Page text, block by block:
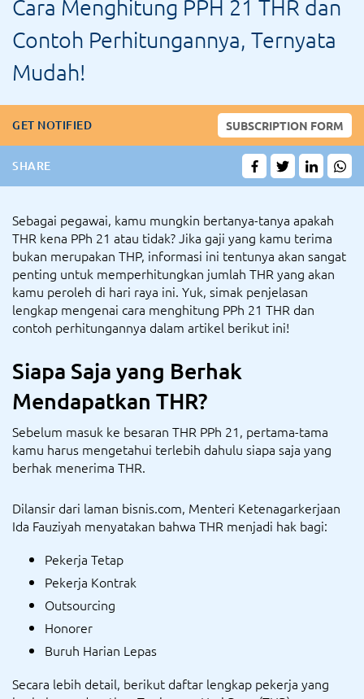
Cara Menghitung PPH 21 THR dan
Contoh Perhitungannya, Ternyata
Mudah!
GET NOTIFIED SUBSCRIPTION FORM
SHARE
Sebagai pegawai, kamu mungkin bertanya-tanya apakah
THR kena PPh 21 atau tidak? Jika gaji yang kamu terima
bukan merupakan THP, informasi ini tentunya akan sangat
penting untuk memperhitungkan jumlah THR yang akan
kamu peroleh di hari raya ini. Yuk, simak penjelasan
lengkap mengenai cara menghitung PPh 21 THR dan
contoh perhitungannya dalam artikel berikut ini!
Siapa Saja yang Berhak
Mendapatkan THR?
Sebelum masuk ke besaran THR PPh 21, pertama-tama
kamu harus mengetahui terlebih dahulu siapa saja yang
berhak menerima THR.
Dilansir dari laman bisnis.com, Menteri Ketenagarkerjaan
Ida Fauziyah menyatakan bahwa THR menjadi hak bagi:
Pekerja Tetap
Pekerja Kontrak
Outsourcing
Honorer
Buruh Harian Lepas
Secara lebih detail, berikut daftar lengkap pekerja yang